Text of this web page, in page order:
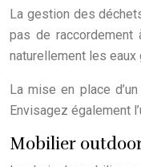
La gestion des
pas de raccordement
naturellement les eaux
La mise en place
Envisagez également
Mobilier